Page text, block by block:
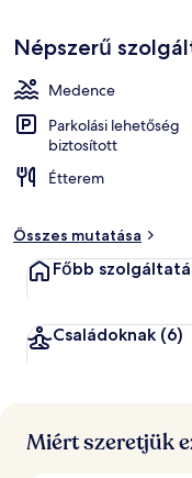
Népszerű
Medence
Parkolási lehetőség
biztosított
Étterem
Összes mutatása
Főbb
Családoknak (6)
Miért szeretjük